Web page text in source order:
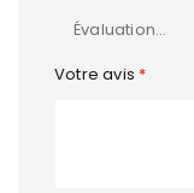
🧼 FACILE
Votre avis *